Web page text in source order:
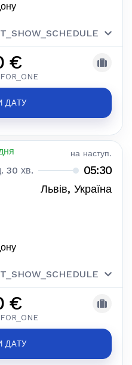
€
ДАТУ
на наступ.
30 хв. 05:30
Львів, Україна
€
ДАТУ